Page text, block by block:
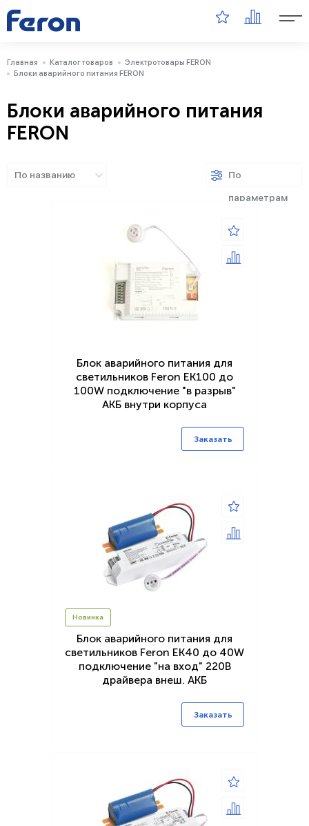
Главная Каталог товаров
Электротовары FERON
Блоки аварийного питания FERON
Блоки аварийного питания
FERON
По названию По
параметрам
Блок аварийного питания для
светильников Feron EK100 до
100W подключение "в разрыв"
АКБ внутри корпуса
Заказать
Новинка
Блок аварийного питания для
светильников Feron EK40 до 40W
подключение "на вход" 220В
драйвера внеш. АКБ
Заказать